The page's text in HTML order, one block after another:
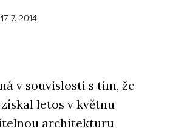
7. 2014
v souvislosti s tím, že
letos v květnu
architekturu